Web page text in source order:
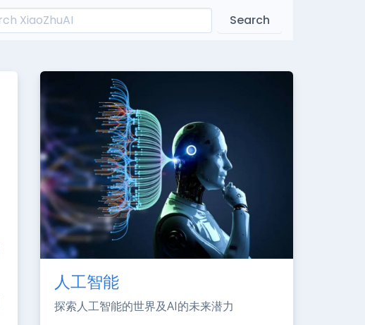
Search
人工智能
探索人工智能的世界及AI的未来潜力